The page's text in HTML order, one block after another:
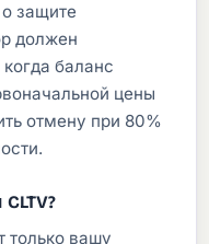
защите
должен
баланс
цены
отмену при 80%
только вашу